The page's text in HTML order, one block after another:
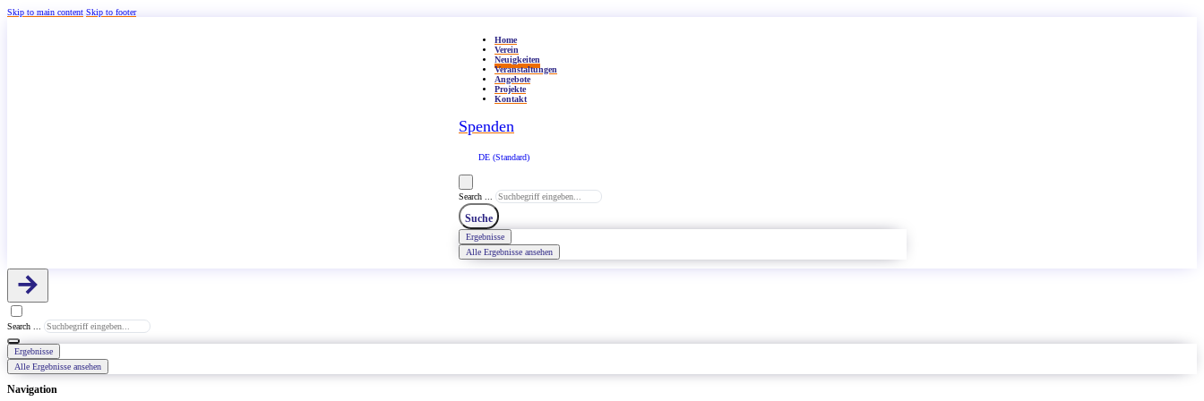
Skip to main content Skip to footer
Home
Verein
Neuigkeiten
Veranstaltungen
Angebote
Projekte
Kontakt
Spenden
DE (Standard)
Search ...
Suche
Ergebnisse
Alle Ergebnisse ansehen
Search ...
Ergebnisse
Alle Ergebnisse ansehen
Navigation